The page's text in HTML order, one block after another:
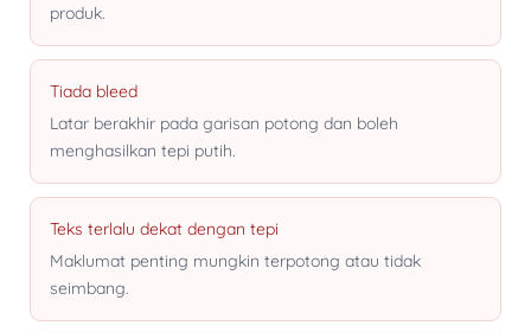
produk.
Tiada bleed
Latar berakhir pada garisan potong dan boleh
menghasilkan tepi putih.
Teks terlalu dekat dengan tepi
Maklumat penting mungkin terpotong atau tidak
seimbang.